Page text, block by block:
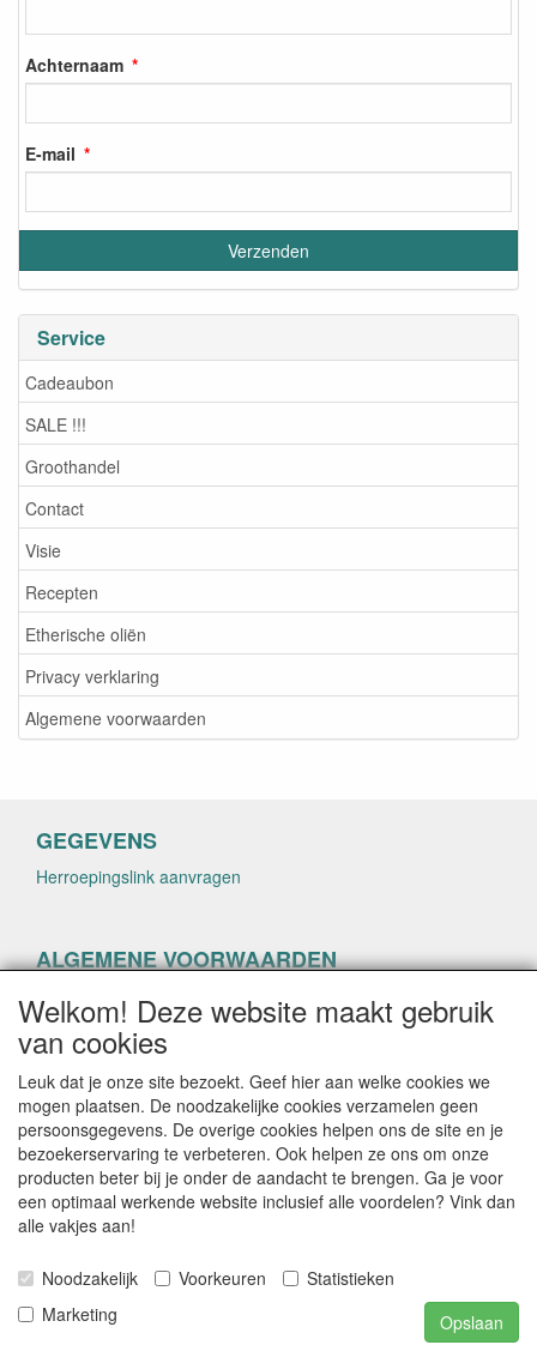
Achternaam
E-mail
Service
Cadeaubon
SALE !!!
Groothandel
Contact
Visie
Recepten
Etherische oliën
Privacy verklaring
Algemene voorwaarden
GEGEVENS
Herroepingslink aanvragen
ALGEMENE VOORWAARDEN
Herroepingslink aanvragen
CONTACTGEGEVENS
helenacosmetica.nl
E-mail: info@helenacosmetica.nl
Telefoon:
Welkom! Deze website maakt gebruik
van cookies
Leuk dat je onze site bezoekt. Geef hier aan welke cookies we
mogen plaatsen. De noodzakelijke cookies verzamelen geen
persoonsgegevens. De overige cookies helpen ons de site en je
bezoekerservaring te verbeteren. Ook helpen ze ons om onze
producten beter bij je onder de aandacht te brengen. Ga je voor
een optimaal werkende website inclusief alle voordelen? Vink dan
alle vakjes aan!
Noodzakelijk Voorkeuren
Statistieken
Marketing
Opslaan